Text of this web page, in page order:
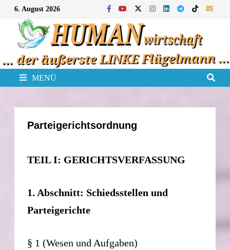
Zum
Inhalt
springen
6. August 2026
MENÜ
Parteigerichtsordnung
TEIL I: GERICHTSVERFASSUNG
1. Abschnitt: Schiedsstellen und
Parteigerichte
§ 1 (Wesen und Aufgaben)